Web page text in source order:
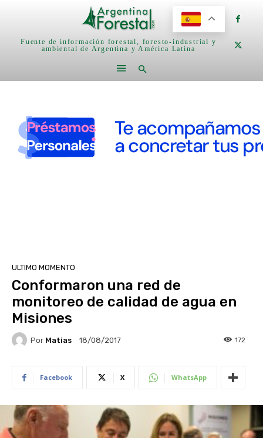
Fuente de información forestal, foresto-industrial y
ambiental de Argentina y América Latina
ULTIMO MOMENTO
Conformaron una red de
monitoreo de calidad de agua en
Misiones
Por Matias 18/08/2017 172
Facebook X WhatsApp